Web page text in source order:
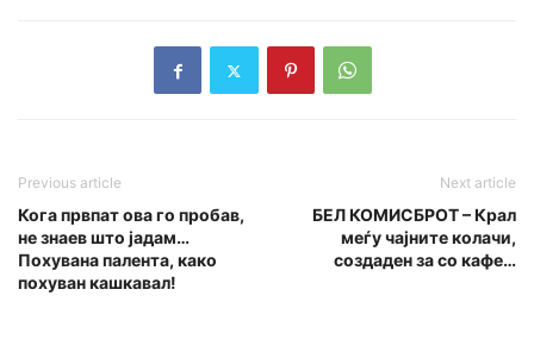
Previous article
Кога првпат ова го пробав,
не знаев што јадам…
Похувана палента, како
похуван кашкавал!
Next article
БЕЛ КОМИСБРОТ – Крал
меѓу чајните колачи,
создаден за со кафе…